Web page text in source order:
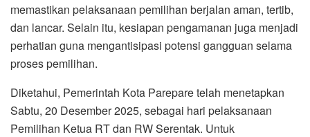
memastikan pelaksanaan pemilihan berjalan aman, tertib,
dan lancar. Selain itu, kesiapan pengamanan juga menjadi
perhatian guna mengantisipasi potensi gangguan selama
proses pemilihan.
Diketahui, Pemerintah Kota Parepare telah menetapkan
Sabtu, 20 Desember 2025, sebagai hari pelaksanaan
Pemilihan Ketua RT dan RW Serentak. Untuk